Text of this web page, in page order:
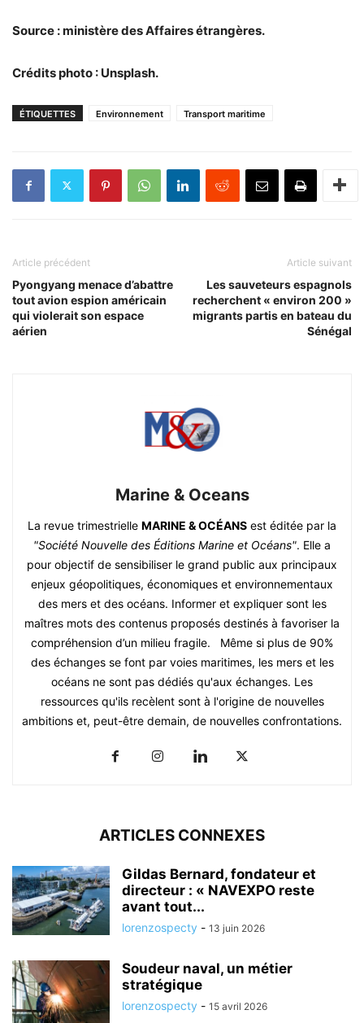
Source : ministère des Affaires étrangères.
Crédits photo : Unsplash.
ÉTIQUETTES Environnement Transport maritime
Article précédent
Pyongyang menace d’abattre
tout avion espion américain
qui violerait son espace
aérien
Article suivant
Les sauveteurs espagnols
recherchent « environ 200 »
migrants partis en bateau du
Sénégal
Marine & Oceans
La revue trimestrielle MARINE & OCÉANS est éditée par la
"Société Nouvelle des Éditions Marine et Océans". Elle a
pour objectif de sensibiliser le grand public aux principaux
enjeux géopolitiques, économiques et environnementaux
des mers et des océans. Informer et expliquer sont les
maîtres mots des contenus proposés destinés à favoriser la
compréhension d’un milieu fragile. Même si plus de 90%
des échanges se font par voies maritimes, les mers et les
océans ne sont pas dédiés qu'aux échanges. Les
ressources qu'ils recèlent sont à l'origine de nouvelles
ambitions et, peut-être demain, de nouvelles confrontations.
ARTICLES CONNEXES
Gildas Bernard, fondateur et
directeur : « NAVEXPO reste
avant tout...
lorenzospecty - 13 juin 2026
Soudeur naval, un métier
stratégique
lorenzospecty - 15 avril 2026